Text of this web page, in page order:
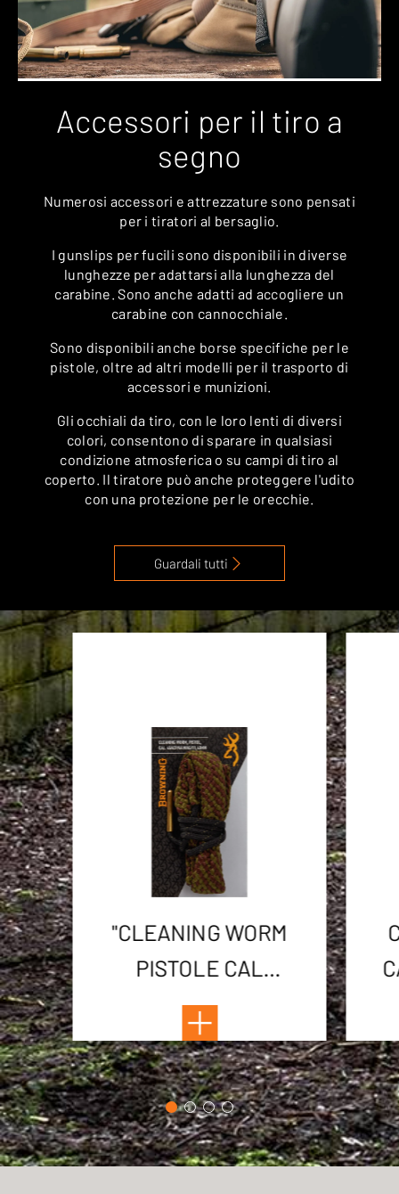
Accessori per il tiro a
segno
Numerosi accessori e attrezzature sono pensati
per i tiratori al bersaglio.
I gunslips per fucili sono disponibili in diverse
lunghezze per adattarsi alla lunghezza del
carabine. Sono anche adatti ad accogliere un
carabine con cannocchiale.
Sono disponibili anche borse specifiche per le
pistole, oltre ad altri modelli per il trasporto di
accessori e munizioni.
Gli occhiali da tiro, con le loro lenti di diversi
colori, consentono di sparare in qualsiasi
condizione atmosferica o su campi di tiro al
coperto. Il tiratore può anche proteggere l'udito
con una protezione per le orecchie.
Guardali tutti
"CLEANING WORM
PISTOLE CAL
45ACP/44
MAG/11,43MM"